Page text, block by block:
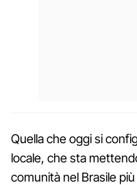
Quella che oggi si
locale, che sta
comunità nel Brasile